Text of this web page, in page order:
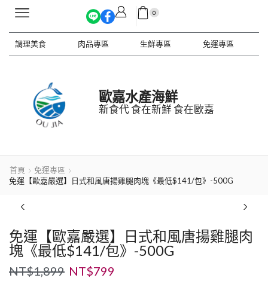
0
調理美食 肉品專區 生鮮專區 免運專區
歐嘉水產海鮮
新食代 食在新鮮 食在歐嘉
首頁
免運專區
免運【歐嘉嚴選】日式和風唐揚雞腿肉塊《最低$141/包》-500G
免運【歐嘉嚴選】日式和風唐揚雞腿肉
塊《最低$141/包》-500G
NT$1,899 NT$799